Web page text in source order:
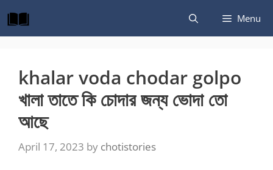
to
content
Menu
khalar voda chodar golpo
খালা তাতে কি চোদার জন্য ভোদা তো
আছে
April 17, 2023 by chotistories